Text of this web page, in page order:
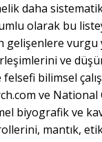
daha
olarak bu
gelişenlere vurgu
ve
bilimsel
ve
biyografik ve
mantık,